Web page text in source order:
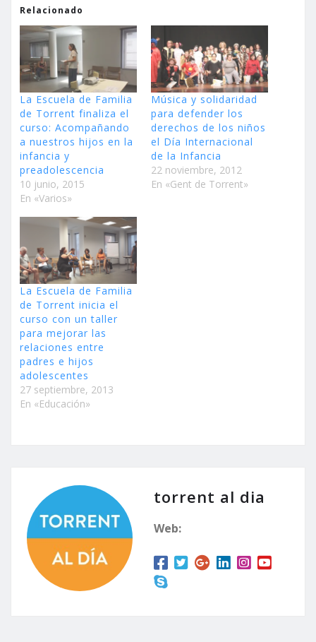
Relacionado
La Escuela de Familia
de Torrent finaliza el
curso: Acompañando
a nuestros hijos en la
infancia y
preadolescencia
10 junio, 2015
En «Varios»
Música y solidaridad
para defender los
derechos de los niños
el Día Internacional
de la Infancia
22 noviembre, 2012
En «Gent de Torrent»
La Escuela de Familia
de Torrent inicia el
curso con un taller
para mejorar las
relaciones entre
padres e hijos
adolescentes
27 septiembre, 2013
En «Educación»
torrent al dia
Web: